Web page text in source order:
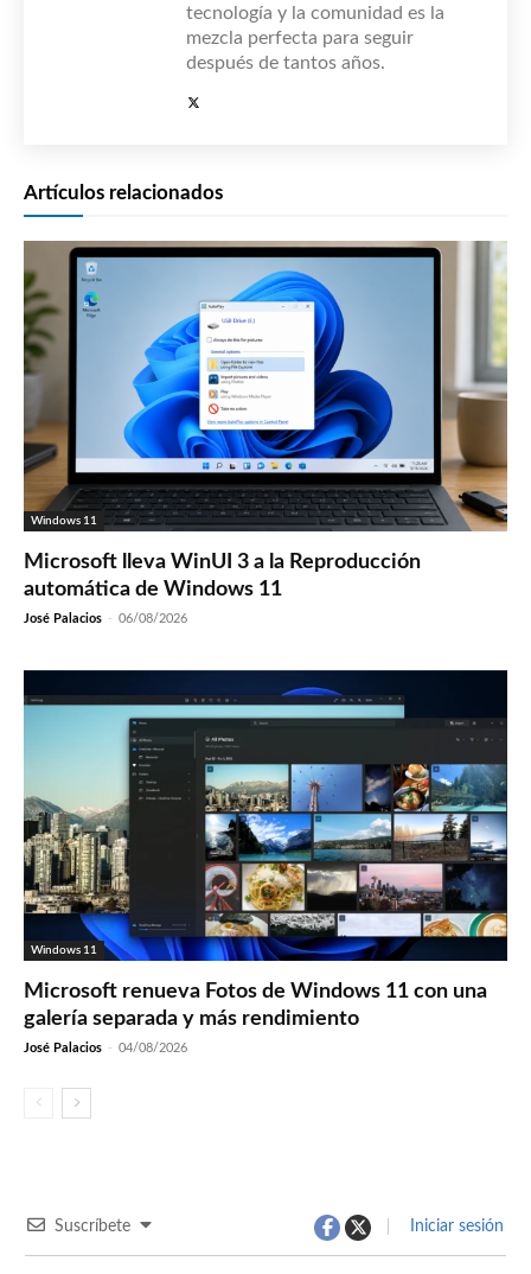
tecnología y la comunidad es la
mezcla perfecta para seguir
después de tantos años.
Artículos relacionados
Windows 11
Microsoft lleva WinUI 3 a la Reproducción
automática de Windows 11
José Palacios - 06/08/2026
Windows 11
Microsoft renueva Fotos de Windows 11 con una
galería separada y más rendimiento
José Palacios - 04/08/2026
Suscríbete Iniciar sesión